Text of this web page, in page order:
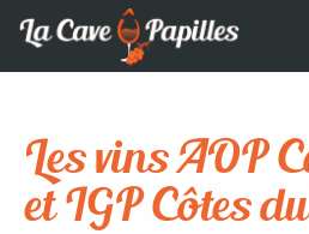
Les vins AOP
et IGP Côtes